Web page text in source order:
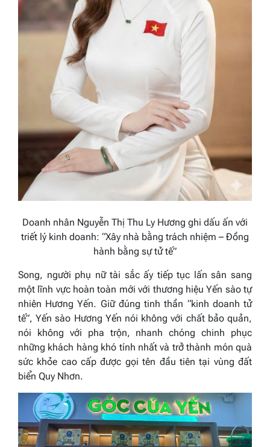
Doanh nhân Nguyễn Thị Thu Ly Hương ghi dấu ấn với
triết lý kinh doanh: “Xây nhà bằng trách nhiệm – Đồng
hành bằng sự tử tế”
Song, người phụ nữ tài sắc ấy tiếp tục lấn sân sang
một lĩnh vực hoàn toàn mới với thương hiệu Yến sào tự
nhiên Hương Yến. Giữ đúng tinh thần “kinh doanh tử
tế”, Yến sào Hương Yến nói không với chất bảo quản,
nói không với pha trộn, nhanh chóng chinh phục
những khách hàng khó tính nhất và trở thành món quà
sức khỏe cao cấp được gọi tên đầu tiên tại vùng đất
biển Quy Nhơn.